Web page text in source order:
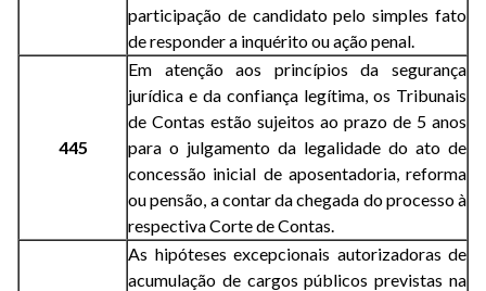
participação de candidato pelo simples fato
de responder a inquérito ou ação penal.
445
Em atenção aos princípios da segurança
jurídica e da confiança legítima, os Tribunais
de Contas estão sujeitos ao prazo de 5 anos
para o julgamento da legalidade do ato de
concessão inicial de aposentadoria, reforma
ou pensão, a contar da chegada do processo à
respectiva Corte de Contas.
As hipóteses excepcionais autorizadoras de
acumulação de cargos públicos previstas na